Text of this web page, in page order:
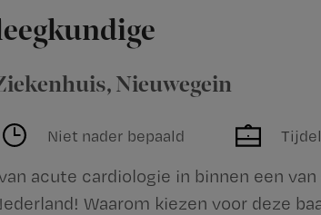
, Nieuwegein
Niet nader bepaald
acute cardiologie in binnen een
Waarom kiezen voor deze